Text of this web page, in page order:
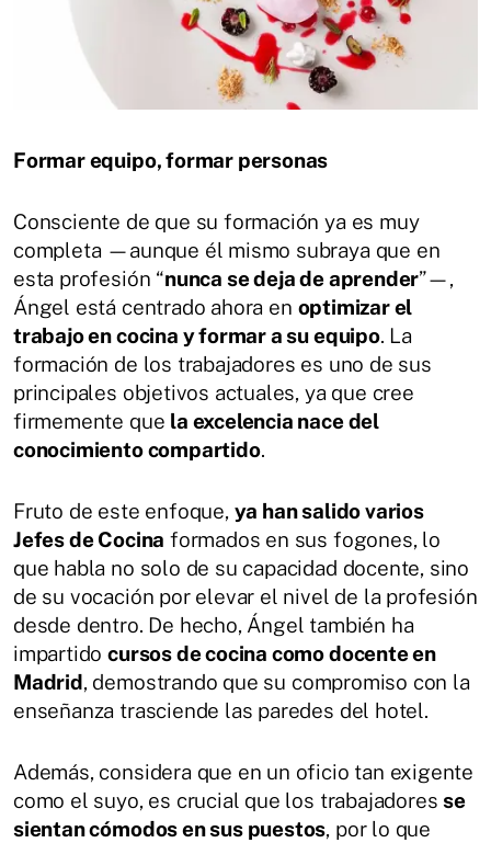
Formar equipo, formar personas
Consciente de que su formación ya es muy
completa —aunque él mismo subraya que en
esta profesión “nunca se deja de aprender”—,
Ángel está centrado ahora en optimizar el
trabajo en cocina y formar a su equipo. La
formación de los trabajadores es uno de sus
principales objetivos actuales, ya que cree
firmemente que la excelencia nace del
conocimiento compartido.
Fruto de este enfoque, ya han salido varios
Jefes de Cocina formados en sus fogones, lo
que habla no solo de su capacidad docente, sino
de su vocación por elevar el nivel de la profesión
desde dentro. De hecho, Ángel también ha
impartidocursos de cocina como docente en
Madrid, demostrando que su compromiso con la
enseñanza trasciende las paredes del hotel.
Además, considera que en un oficio tan exigente
como el suyo, es crucial que los trabajadoresse
sientan cómodos en sus puestos, por lo que